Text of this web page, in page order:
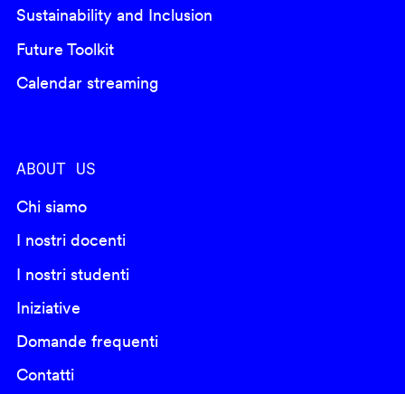
Sustainability and Inclusion
Future Toolkit
Calendar streaming
ABOUT US
Chi siamo
I nostri docenti
I nostri studenti
Iniziative
Domande frequenti
Contatti